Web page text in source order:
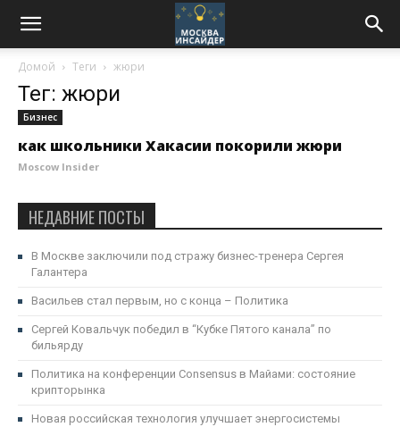
Домой Теги жюри
Тег: жюри
Бизнес
как школьники Хакасии покорили жюри
Moscow Insider
НЕДАВНИЕ ПОСТЫ
В Москве заключили под стражу бизнес-тренера Сергея
Галантера
Васильев стал первым, но с конца – Политика
Сергей Ковальчук победил в “Кубке Пятого канала” по
бильярду
Политика на конференции Consensus в Майами: состояние
крипторынка
Новая российская технология улучшает энергосистемы